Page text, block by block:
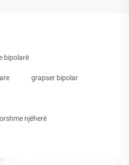
bipolarë
grapser bipolar
njëherë